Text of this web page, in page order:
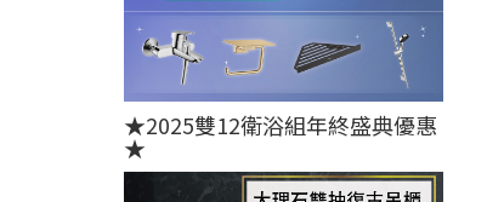
★2025雙12衛浴組年終盛典優惠
★